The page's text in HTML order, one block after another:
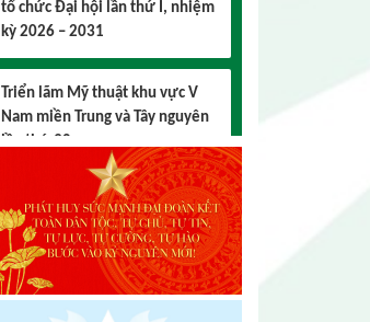
Triển lãm Mỹ thuật khu vực V
Nam miền Trung và Tây nguyên
lần thứ 30
Lễ hội sầu riêng Đắk Lắk 2026
quy mô khủng với 17 hoạt động
đặc sắc
Đại hội lần thứ I Chi hội Múa:
Sức trẻ dẫn lối đổi mới